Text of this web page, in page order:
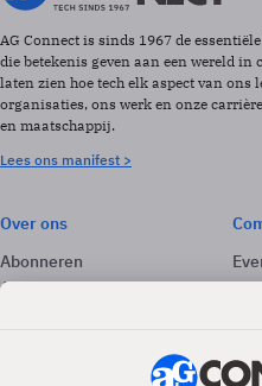
AG Connect is sinds 1967 de
die betekenis geven aan een wereld
laten zien hoe tech elk aspect van ons
organisaties, ons werk en onze
en maatschappij.
Lees ons manifest >
Over ons
Abonneren
Adverteren